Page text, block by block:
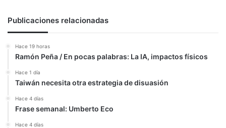
Publicaciones relacionadas
Hace 19 horas
Ramón Peña / En pocas palabras: La IA, impactos físicos
Hace 1 día
Taiwán necesita otra estrategia de disuasión
Hace 4 días
Frase semanal: Umberto Eco
Hace 4 días